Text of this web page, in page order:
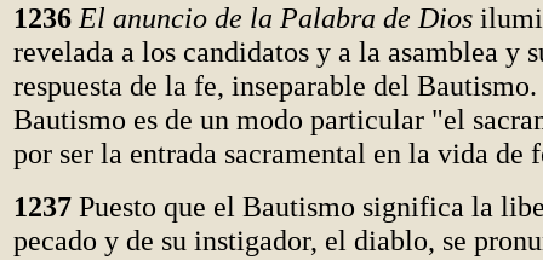
1236 El anuncio de la Palabra de Dios
revelada a los candidatos y a la asamblea y
respuesta de la fe, inseparable del
Bautismo es de un modo particular "el
por ser la entrada sacramental en la vida de
1237 Puesto que el Bautismo significa la
pecado y de su instigador, el diablo, se